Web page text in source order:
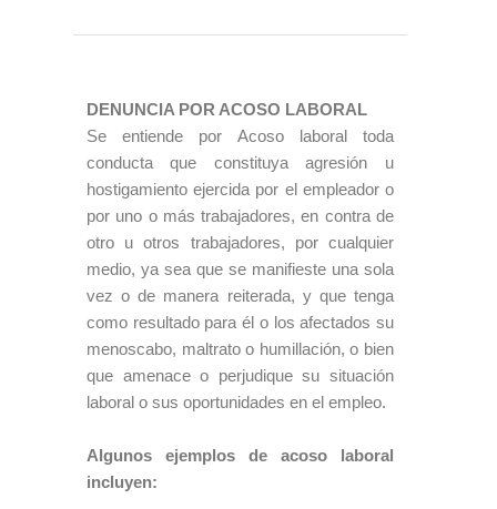
DENUNCIA POR ACOSO LABORAL
Se entiende por Acoso laboral toda
conducta que constituya agresión u
hostigamiento ejercida por el empleador o
por uno o más trabajadores, en contra de
otro u otros trabajadores, por cualquier
medio, ya sea que se manifieste una sola
vez o de manera reiterada, y que tenga
como resultado para él o los afectados su
menoscabo, maltrato o humillación, o bien
que amenace o perjudique su situación
laboral o sus oportunidades en el empleo.
Algunos ejemplos de acoso laboral
incluyen: